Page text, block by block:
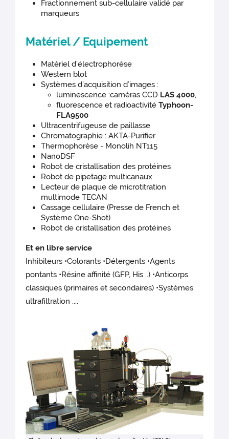
Fractionnement sub-cellulaire validé par
marqueurs
Matériel / Equipement
Matériel d’électrophorèse
Western blot
Systèmes d’acquisition d’images :
luminescence :caméras CCD LAS 4000,
fluorescence et radioactivitéTyphoon-
FLA9500
Ultracentrifugeuse de paillasse
Chromatographie : AKTA-Purifier
Thermophorèse - Monolih NT115
NanoDSF
Robot de cristallisation des protéines
Robot de pipetage multicanaux
Lecteur de plaque de microtitration
multimode TECAN
Cassage cellulaire (Presse de French et
Système One-Shot)
Robot de cristallisation des protéines
Et en libre service
Inhibiteurs •Colorants •Détergents •Agents
pontants •Résine affinité (GFP, His ..) •Anticorps
classiques (primaires et secondaires) •Systèmes
ultrafiltration ....